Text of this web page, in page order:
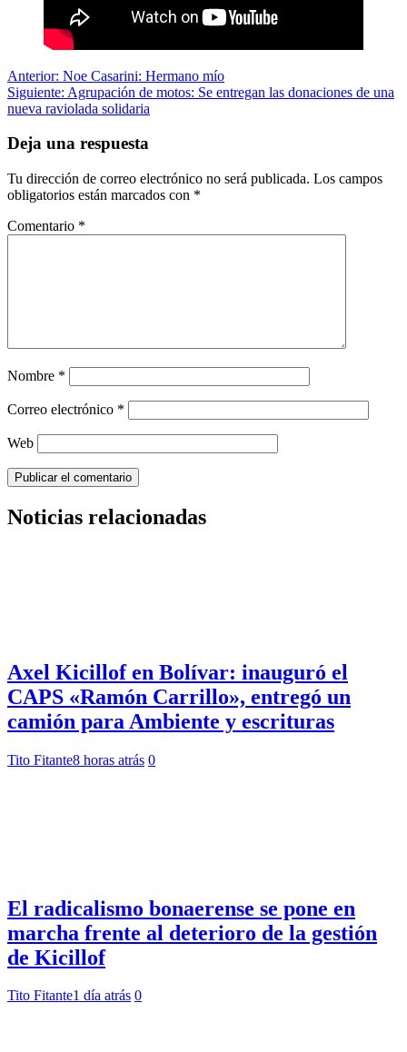
Navegación
de
Anterior: Noe Casarini: Hermano mío
Siguiente: Agrupación de motos: Se entregan las donaciones de una
nueva raviolada solidaria
Deja una respuesta
Tu dirección de correo electrónico no será publicada. Los campos
obligatorios están marcados con *
Comentario *
Nombre *
Correo electrónico *
Web
Noticias relacionadas
Axel Kicillof en Bolívar: inauguró el
CAPS «Ramón Carrillo», entregó un
camión para Ambiente y escrituras
Tito Fitante8 horas atrás 0
El radicalismo bonaerense se pone en
marcha frente al deterioro de la gestión
de Kicillof
Tito Fitante1 día atrás 0